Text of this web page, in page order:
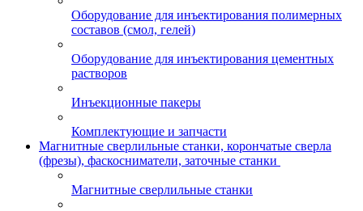
Оборудование для инъектирования полимерных
составов (смол, гелей)
Оборудование для инъектирования цементных
растворов
Инъекционные пакеры
Комплектующие и запчасти
Магнитные сверлильные станки, корончатые сверла
(фрезы), фаскосниматели, заточные станки
Магнитные сверлильные станки